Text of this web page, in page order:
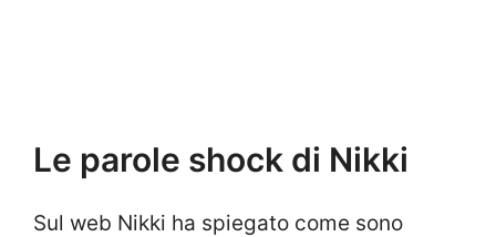
Le parole shock di Nikki
Sul web Nikki ha spiegato come sono